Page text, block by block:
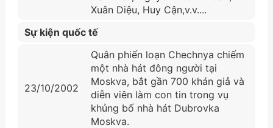
Xuân Diệu, Huy Cận,v.v....
Sự kiện quốc tế
23/10/2002
Quân phiến loạn Chechnya chiếm
một nhà hát đông người tại
Moskva, bắt gần 700 khán giả và
diễn viên làm con tin trong vụ
khủng bố nhà hát Dubrovka
Moskva.